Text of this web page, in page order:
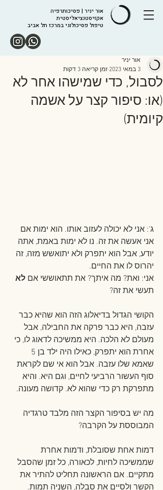
אור יניר | פסיכותרפיה
אקזיסטנציאליסטית
טיפול פסיכולוגי במרכז תל אביב
לסבול, כדי שמישהו אחר לא
(או: סיפור קצר על אשמה
קיומית)
אור יניר
3 במאי 2023
זמן קריאה 3 דקות
ג': אני לא יכולה לעזוב אותו. הוא ימות אם
אני אעשה את זה. נו לא ימות באמת, אתה
יודע, אבל הוא יתפרק ולא יתואשש מזה, זה
יהרוס לו את החיים.
אני: ואת? מה איתך? את תתאוששי אם לא
תעשי את זה?
הקושי הגדול בדיאלוג הזה הוא שהיא כבר
עזבה, היא כבר פרקה את החבילה, אבל
מעולם לא הלכה. היא ממשיכה לדאוג לו, כי
שאמא שלו עזבה. אבל הוא אי שם לקראת
סוף העשור הרביעי לחיים, וגם היא. והיא
מתפרקת רק כדי שהוא לא. קדושה מעונה.
מה יש בסיפור הקצר הזה מלבד טרגדיה
המבוססת על הקרבה?
דמות אחת שסובלת, ודמות אחרת
שממשיכה לחיות, לכאורה, כל זמן שהסבל
מתקיים. אם הראשונה תחליט להתיר את
הקשר ולסיים את סבלה, השניה תמות.